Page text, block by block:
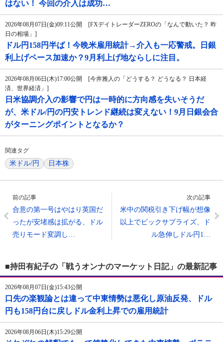
はない！ 今回の介入は成功…
2026年08月07日(金)09:11公開 [FXデイトレーダーZEROの「なんで動いた？ 昨
日の相場」]
ドル円158円半ば！今晩米雇用統計→介入も一応警戒。日銀
利上げペース加速か？9月利上げ地ならしに注目。
2026年08月06日(木)17:00公開 [今井雅人の「どうする？ どうなる？ 日本経
済、世界経済」]
日米協調介入の影響で円は一時的に方向感を失いそうだ
が、米ドル/円の円安トレンド継続は変えない！9月日銀会合
がターニングポイントとなるか？
関連タグ
米ドル/円 日本株
前の記事
合意の第一号はやはり英国だ
ったが安堵感は拡がる、ドル
売りモード変調し…
次の記事
米中の関税引き下げ幅が想像
以上でビックサプライズ、ド
ル急伸しドル円1…
■持田有紀子の「戦うオンナのマーケット日記」の最新記事
2026年08月07日(金)15:43公開
口先の楽観論とは違って中東情勢は悪化し原油反発、ドル
円も158円台に戻しドル金利上昇での雇用統計
2026年08月06日(木)15:29公開